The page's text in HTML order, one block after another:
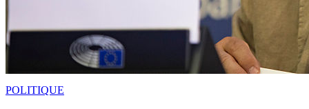
POLITIQUE